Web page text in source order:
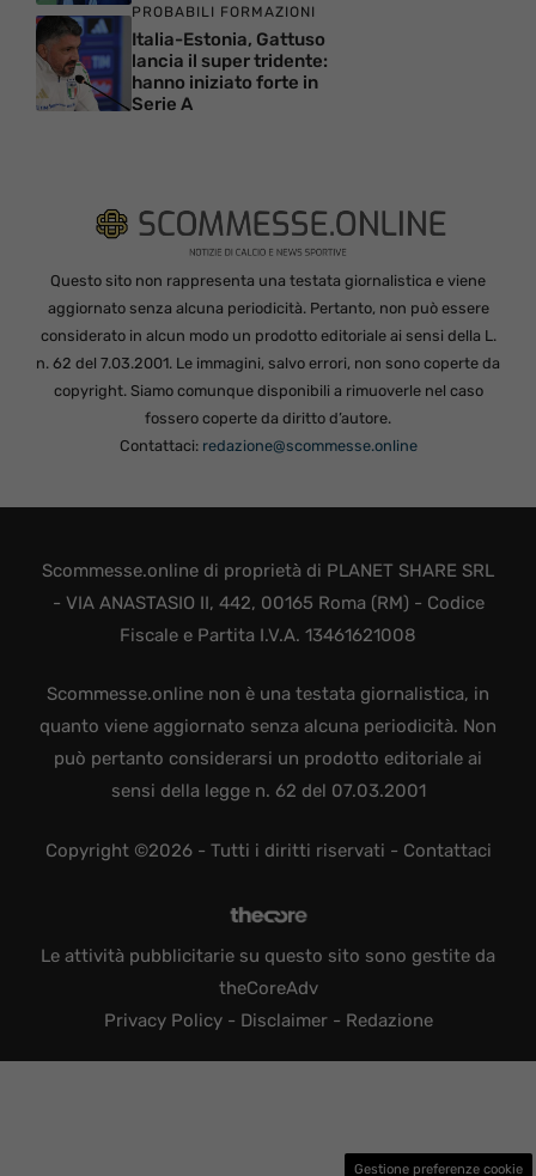
PROBABILI FORMAZIONI
Italia-Estonia, Gattuso
lancia il super tridente:
hanno iniziato forte in
Serie A
Questo sito non rappresenta una testata giornalistica e viene
aggiornato senza alcuna periodicità. Pertanto, non può essere
considerato in alcun modo un prodotto editoriale ai sensi della L.
n. 62 del 7.03.2001. Le immagini, salvo errori, non sono coperte da
copyright. Siamo comunque disponibili a rimuoverle nel caso
fossero coperte da diritto d’autore.
Contattaci: redazione@scommesse.online
Scommesse.online di proprietà di PLANET SHARE SRL
- VIA ANASTASIO II, 442, 00165 Roma (RM) - Codice
Fiscale e Partita I.V.A. 13461621008
Scommesse.online non è una testata giornalistica, in
quanto viene aggiornato senza alcuna periodicità. Non
può pertanto considerarsi un prodotto editoriale ai
sensi della legge n. 62 del 07.03.2001
Copyright ©2026 - Tutti i diritti riservati - Contattaci
Le attività pubblicitarie su questo sito sono gestite da
theCoreAdv
Privacy Policy- Disclaimer- Redazione
Gestione preferenze cookie